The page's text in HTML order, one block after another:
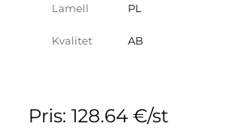
Lamell PL
Kvalitet AB
Pris: 128.64 €/st